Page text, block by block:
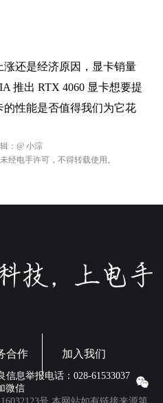
还是经济原因，显卡销量
推出 RTX 4060 显卡想要提
性能是否值得我们为它花
： @ 小淙
经电手许可，不得转载使用。
合作 加入我们
息举报电话：028-61533037
微信